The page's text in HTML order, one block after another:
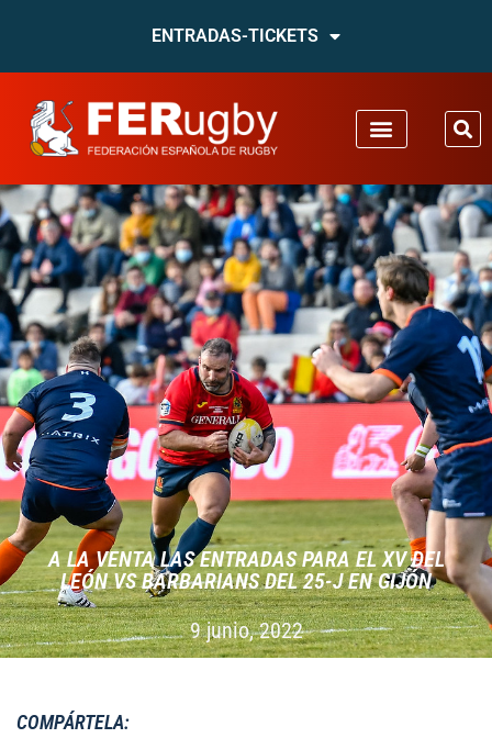
ENTRADAS-TICKETS
A LA VENTA LAS ENTRADAS PARA EL XV DEL
LEÓN VS BARBARIANS DEL 25-J EN GIJÓN
9 junio, 2022
COMPÁRTELA: